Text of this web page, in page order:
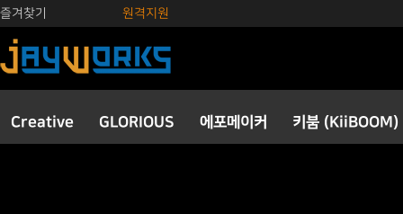
즐겨찾기 원격지원
Creative GLORIOUS 에포메이커 키붐 (KiiBOOM)